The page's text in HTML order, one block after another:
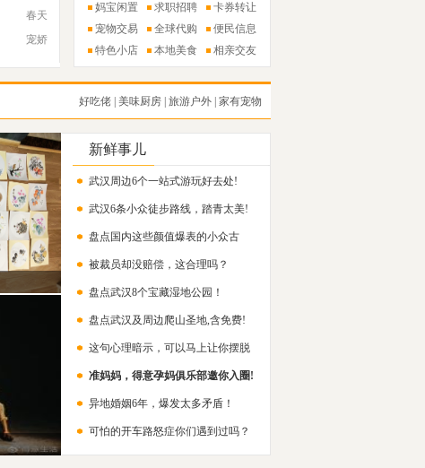
春天
宠娇
妈宝闲置
求职招聘
卡券转让
宠物交易
全球代购
便民信息
特色小店
本地美食 相亲交友
好吃佬 美味厨房 旅游户外 家有宠物
新鲜事儿
武汉周边6个一站式游玩好去处!
武汉6条小众徒步路线，踏青太美!
盘点国内这些颜值爆表的小众古
镇！被裁员却没赔偿，这合理吗？
盘点武汉8个宝藏湿地公园！
盘点武汉及周边爬山圣地,含免费!
这句心理暗示，可以马上让你摆脱
内耗！
准妈妈，得意孕妈俱乐部邀你入圈!
异地婚姻6年，爆发太多矛盾！
可怕的开车路怒症你们遇到过吗？